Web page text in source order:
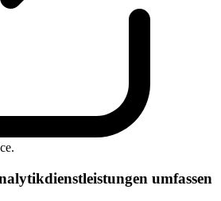
umfassen